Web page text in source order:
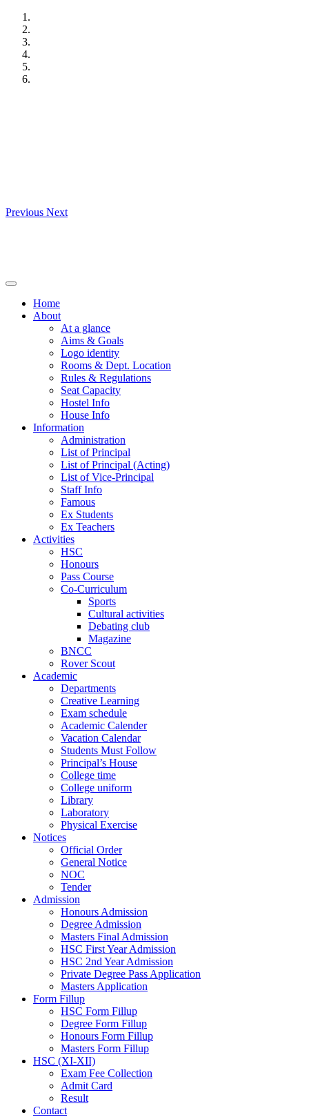
Skip
content
Previous Next
Home
About
At a glance
Aims & Goals
Logo identity
Rooms & Dept. Location
Rules & Regulations
Seat Capacity
Hostel Info
House Info
Information
Administration
List of Principal
List of Principal (Acting)
List of Vice-Principal
Staff Info
Famous
Ex Students
Ex Teachers
Activities
HSC
Honours
Pass Course
Co-Curriculum
Sports
Cultural activities
Debating club
Magazine
BNCC
Rover Scout
Academic
Departments
Creative Learning
Exam schedule
Academic Calender
Vacation Calendar
Students Must Follow
Principal’s House
College time
College uniform
Library
Laboratory
Physical Exercise
Notices
Official Order
General Notice
NOC
Tender
Admission
Honours Admission
Degree Admission
Masters Final Admission
HSC First Year Admission
HSC 2nd Year Admission
Private Degree Pass Application
Masters Application
Form Fillup
HSC Form Fillup
Degree Form Fillup
Honours Form Fillup
Masters Form Fillup
HSC (XI-XII)
Exam Fee Collection
Admit Card
Result
Contact